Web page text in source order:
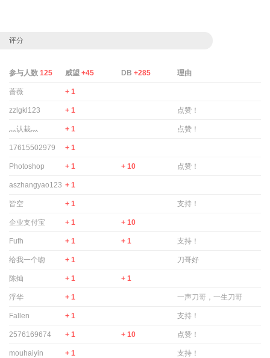
评分
参与人数 125 威望 +45 DB +285 理由
蔷薇 + 1
zzlgkl123 + 1 点赞！
灬认栽灬 + 1 点赞！
17615502979 + 1
Photoshop + 1 + 10 点赞！
aszhangyao123 + 1
皆空 + 1 支持！
企业支付宝 + 1 + 10
Fufh + 1 + 1 支持！
给我一个吻 + 1 刀哥好
陈灿 + 1 + 1
浮华 + 1 一声刀哥，一生刀哥
Fallen + 1 支持！
2576169674 + 1 + 10 点赞！
mouhaiyin + 1 支持！